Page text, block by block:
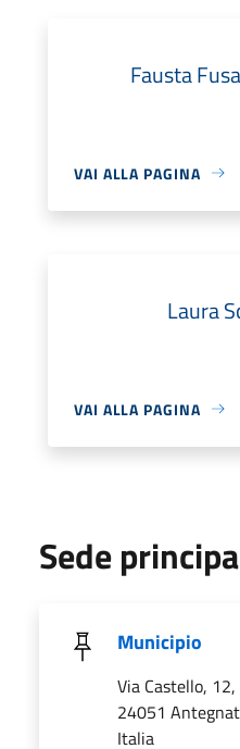
Fausta
VAI ALLA PAGINA
Laura
VAI ALLA PAGINA
Sede
Municipio
Via Castello, 12,
24051
Italia